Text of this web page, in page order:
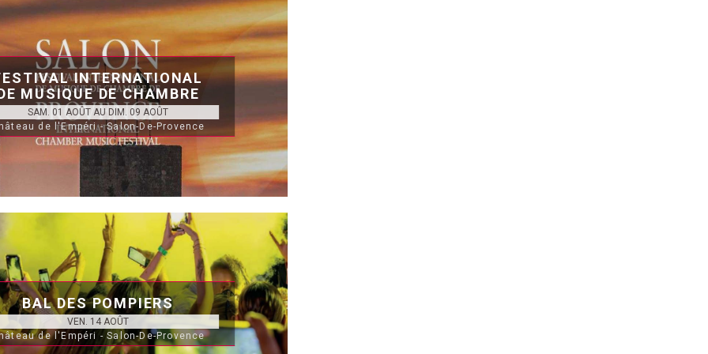
INTERNATIONAL
MUSIQUE DE CHAMBRE
SAM. 01 AOÛT AU DIM. 09 AOÛT
de l'Empéri - Salon-De-Provence
BAL DES POMPIERS
VEN. 14 AOÛT
de l'Empéri - Salon-De-Provence